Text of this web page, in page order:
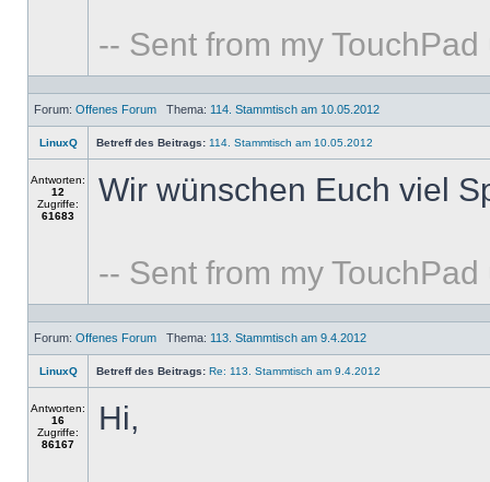
-- Sent from my
Forum: Offenes Forum Thema: 114. Stammtisch am 10.05.2012
LinuxQ Betreff des Beitrags: 114. Stammtisch am 10.05.2012
Antworten:
12
Zugriffe:
61683
Wir wünschen Euch viel
-- Sent from my
Forum: Offenes Forum Thema: 113. Stammtisch am 9.4.2012
LinuxQ Betreff des Beitrags: Re: 113. Stammtisch am 9.4.2012
Antworten:
16
Zugriffe:
86167
Hi,